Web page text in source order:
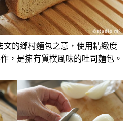
的鄉村麵包之意，使用精緻度
，是擁有質樸風味的吐司麵包。